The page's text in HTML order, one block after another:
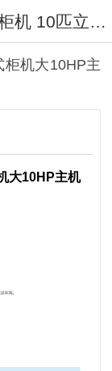
格力柜机 商用中央空调 格力十匹柜机 10匹立式空调10HP主机
机大10HP主
大10HP主机